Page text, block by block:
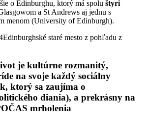
o Edinburghu, ktorý má spolu štyri
a St Andrews aj jednu s
menom (University of Edinburgh).
Edinburghské staré mesto z pohľadu z
je kultúrne rozmanitý,
na svoje každý sociálny
ktorý sa zaujíma o
diania), a prekrásny na
mrholenia